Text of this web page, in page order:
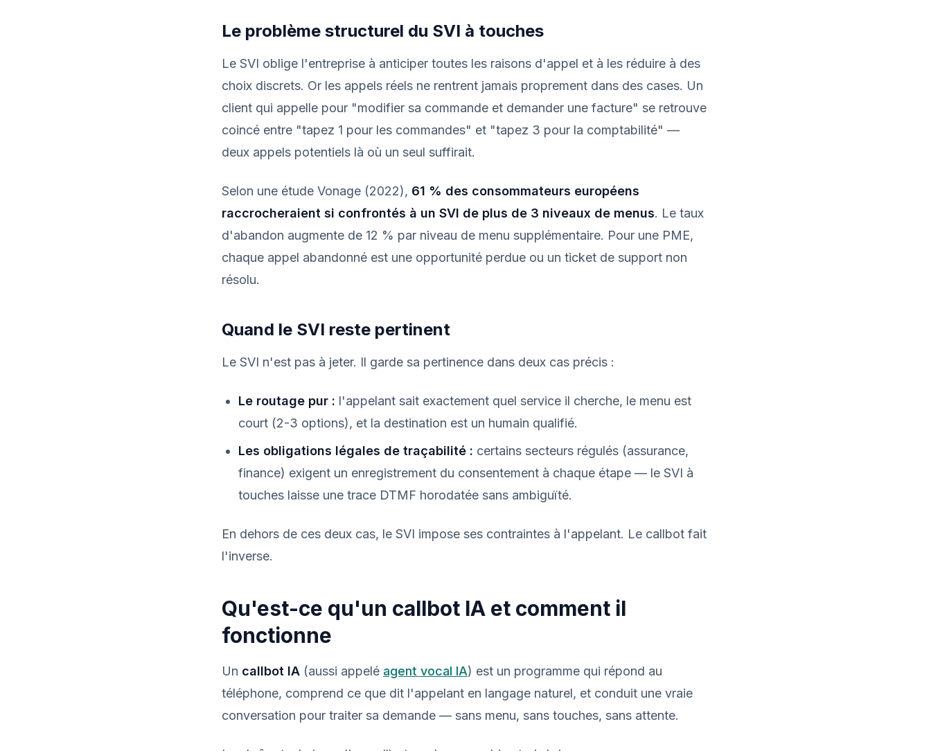
Le problème structurel du SVI à touches
Le SVI oblige l'entreprise à anticiper toutes les raisons d'appel et à les réduire à des
choix discrets. Or les appels réels ne rentrent jamais proprement dans des cases. Un
client qui appelle pour "modifier sa commande et demander une facture" se retrouve
coincé entre "tapez 1 pour les commandes" et "tapez 3 pour la comptabilité" —
deux appels potentiels là où un seul suffirait.
Selon une étude Vonage (2022), 61 % des consommateurs européens
raccrocheraient si confrontés à un SVI de plus de 3 niveaux de menus. Le taux
d'abandon augmente de 12 % par niveau de menu supplémentaire. Pour une PME,
chaque appel abandonné est une opportunité perdue ou un ticket de support non
résolu.
Quand le SVI reste pertinent
Le SVI n'est pas à jeter. Il garde sa pertinence dans deux cas précis :
Le routage pur : l'appelant sait exactement quel service il cherche, le menu est
court (2-3 options), et la destination est un humain qualifié.
Les obligations légales de traçabilité : certains secteurs régulés (assurance,
finance) exigent un enregistrement du consentement à chaque étape — le SVI à
touches laisse une trace DTMF horodatée sans ambiguïté.
En dehors de ces deux cas, le SVI impose ses contraintes à l'appelant. Le callbot fait
l'inverse.
Qu'est-ce qu'un callbot IA et comment il
fonctionne
Un callbot IA (aussi appelé agent vocal IA) est un programme qui répond au
téléphone, comprend ce que dit l'appelant en langage naturel, et conduit une vraie
conversation pour traiter sa demande — sans menu, sans touches, sans attente.